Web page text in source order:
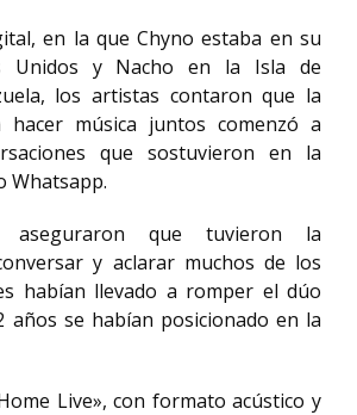
en la que Chyno estaba en su
Unidos y Nacho en la Isla de
los artistas contaron que la
música juntos comenzó a
que sostuvieron en la
Whatsapp.
aseguraron que tuvieron la
y aclarar muchos de los
habían llevado a romper el dúo
años se habían posicionado en la
Live», con formato acústico y